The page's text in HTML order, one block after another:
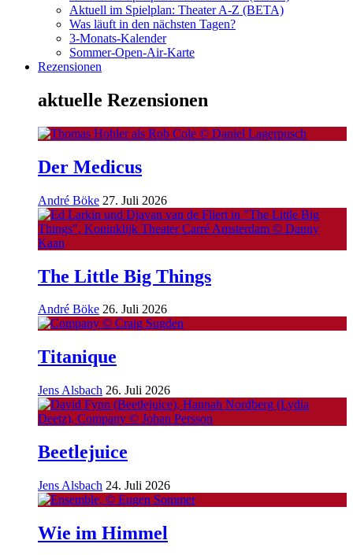
Aktuell im Spielplan: Theater A-Z (BETA)
Was läuft in den nächsten Tagen?
3-Monats-Kalender
Sommer-Open-Air-Karte
Rezensionen
aktuelle Rezensionen
Der Medicus
André Böke 27. Juli 2026
The Little Big Things
André Böke 26. Juli 2026
Titanique
Jens Alsbach 26. Juli 2026
Beetlejuice
Jens Alsbach 24. Juli 2026
Wie im Himmel